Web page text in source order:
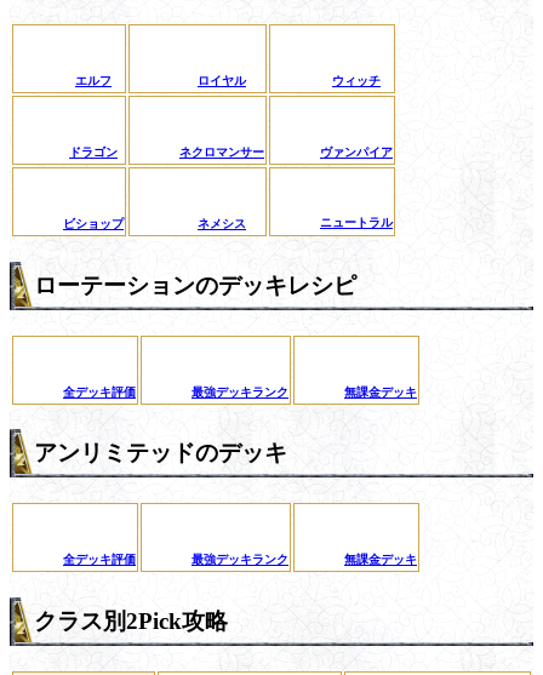
エルフ ロイヤル ウィッチ
ドラゴン ネクロマンサー ヴァンパイア
ビショップ ネメシス ニュートラル
ローテーションのデッキレシピ
全デッキ評価 最強デッキランク 無課金デッキ
アンリミテッドのデッキ
全デッキ評価 最強デッキランク 無課金デッキ
クラス別2Pick攻略